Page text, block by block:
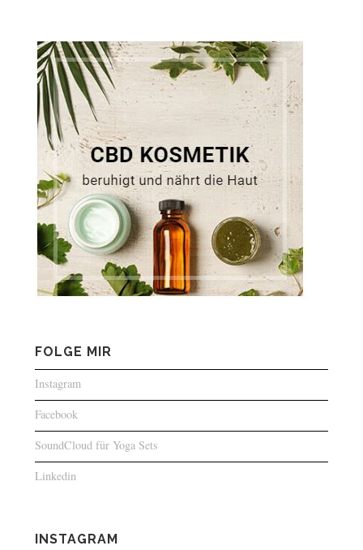
FOLGE MIR
Instagram
Facebook
SoundCloud für Yoga Sets
Linkedin
INSTAGRAM